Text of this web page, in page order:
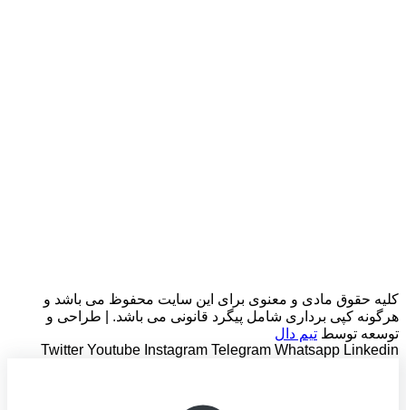
کلیه حقوق مادی و معنوی برای این سایت محفوظ می باشد و
هرگونه کپی برداری شامل پیگرد قانونی می باشد. | طراحی و
توسعه توسط تیم دال
Twitter Youtube Instagram Telegram Whatsapp Linkedin